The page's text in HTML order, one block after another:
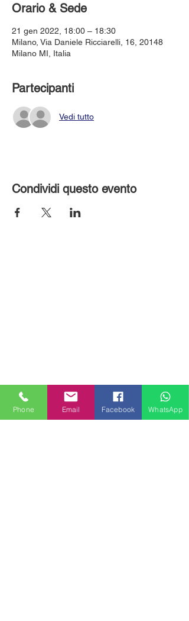
Orario & Sede
21 gen 2022, 18:00 – 18:30
Milano, Via Daniele Ricciarelli, 16, 20148
Milano MI, Italia
Partecipanti
Vedi tutto
Condividi questo evento
MILANHOUSES
Phone Email Facebook WhatsApp